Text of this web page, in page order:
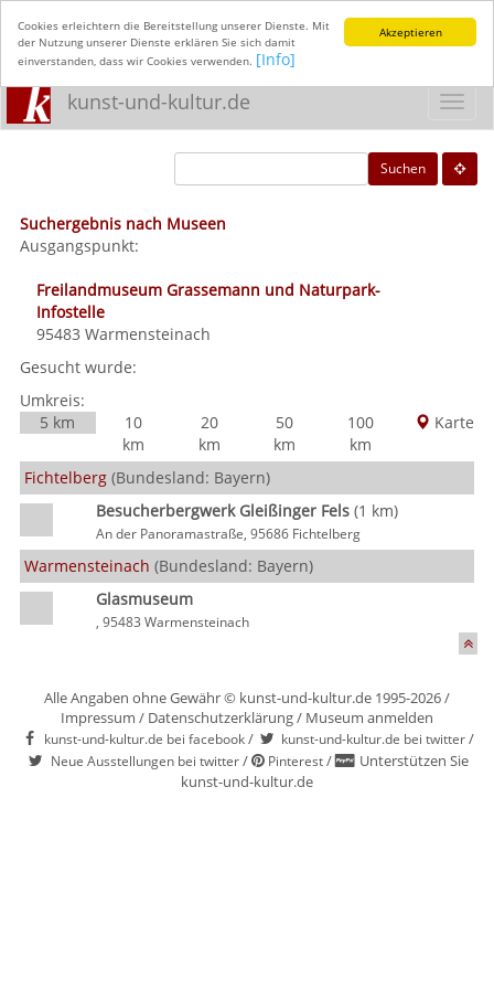
Akzeptieren
Cookies erleichtern die Bereitstellung unserer Dienste. Mit
der Nutzung unserer Dienste erklären Sie sich damit
einverstanden, dass wir Cookies verwenden. [Info]
kunst-und-kultur.de
Suchen
Suchergebnis nach Museen
Ausgangspunkt:
Freilandmuseum Grassemann und Naturpark-
Infostelle
95483 Warmensteinach
Gesucht wurde:
Umkreis:
5 km
10
km
20
km
50
km
100
km
Karte
Fichtelberg (Bundesland: Bayern)
Besucherbergwerk Gleißinger Fels(1 km)
An der Panoramastraße, 95686 Fichtelberg
Warmensteinach (Bundesland: Bayern)
Glasmuseum
, 95483 Warmensteinach
Alle Angaben ohne Gewähr © kunst-und-kultur.de 1995-2026 /
Impressum / Datenschutzerklärung/ Museum anmelden
kunst-und-kultur.de bei facebook/ kunst-und-kultur.de bei twitter/
Neue Ausstellungen bei twitter/ Pinterest/
Unterstützen Sie
kunst-und-kultur.de